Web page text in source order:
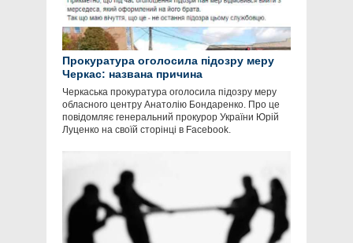
Прокуратура оголосила підозру меру
Черкас: названа причина
Черкаська прокуратура оголосила підозру меру
обласного центру Анатолію Бондаренко. Про це
повідомляє генеральний прокурор України Юрій
Луценко на своїй сторінці в Facebook.